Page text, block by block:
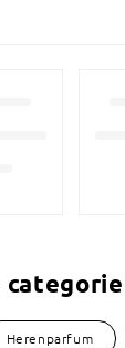
Herenparfum